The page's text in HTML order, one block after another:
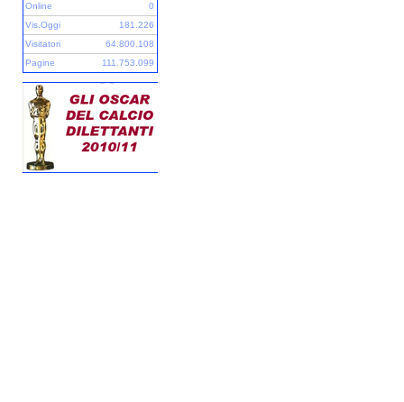
Online
0
Vis.Oggi
181.226
Visitatori
64.800.108
Pagine
111.753.099